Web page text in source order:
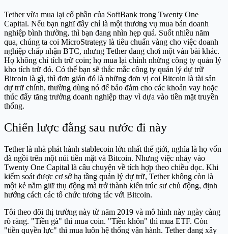
Tether vừa mua lại cổ phần của SoftBank trong Twenty One
Capital. Nếu bạn nghĩ đây chỉ là một thương vụ mua bán doanh
nghiệp bình thường, thì bạn đang nhìn hẹp quá. Suốt nhiều năm
qua, chúng ta coi MicroStrategy là tiêu chuẩn vàng cho việc doanh
nghiệp chấp nhận BTC, nhưng Tether đang chơi một ván bài khác.
Họ không chỉ tích trữ coin; họ mua lại chính những công ty quản lý
kho tích trữ đó. Có thể bạn sẽ thắc mắc công ty quản lý dự trữ
Bitcoin là gì, thì đơn giản đó là những đơn vị coi Bitcoin là tài sản
dự trữ chính, thường dùng nó để bảo đảm cho các khoản vay hoặc
thúc đẩy tăng trưởng doanh nghiệp thay vì dựa vào tiền mặt truyền
thống.
Chiến lược đằng sau nước đi này
Tether là nhà phát hành stablecoin lớn nhất thế giới, nghĩa là họ vốn
đã ngồi trên một núi tiền mặt và Bitcoin. Nhưng việc nhảy vào
Twenty One Capital là câu chuyện về tích hợp theo chiều dọc. Khi
kiểm soát được cơ sở hạ tầng quản lý dự trữ, Tether không còn là
một kẻ nắm giữ thụ động mà trở thành kiến trúc sư chủ động, định
hướng cách các tổ chức tương tác với Bitcoin.
Tôi theo dõi thị trường này từ năm 2019 và mô hình này ngày càng
rõ ràng. "Tiền gà" thì mua coin. "Tiền khôn" thì mua ETF. Còn
"tiền quyền lực" thì mua luôn hệ thống vận hành. Tether đang xây